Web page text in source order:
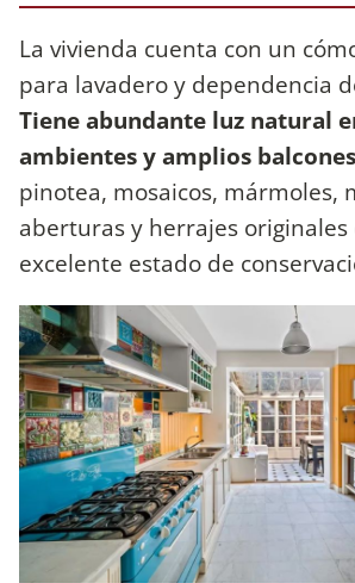
La vivienda cuenta con un
para lavadero y dependencia
Tiene abundante luz natural
ambientes y amplios
pinotea, mosaicos, mármoles,
aberturas y herrajes originales
excelente estado de